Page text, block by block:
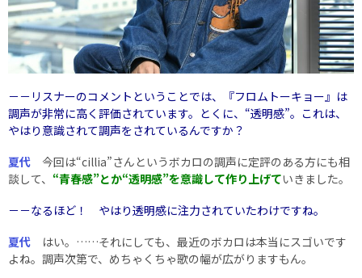
－－リスナーのコメントということでは、『フロムトーキョー』は
調声が非常に高く評価されています。とくに、“透明感”。これは、
やはり意識されて調声をされているんですか？
夏代 今回は“cillia”さんというボカロの調声に定評のある方にも相
談して、 “青春感”とか“透明感”を意識して作り上げていきました。
－－なるほど！ やはり透明感に注力されていたわけですね。
夏代 はい。……それにしても、最近のボカロは本当にスゴいです
よね。調声次第で、めちゃくちゃ歌の幅が広がりますもん。